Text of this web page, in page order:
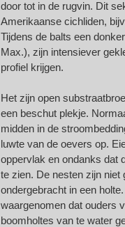
door tot in de rugvin. Dit
Amerikaanse cichliden,
Tijdens de balts een
Max.), zijn intensiever
profiel krijgen.
Het zijn open
een beschut plekje.
midden in de
luwte van de oevers op.
oppervlak en ondanks dat
te zien. De nesten zijn niet
ondergebracht in een
waargenomen dat ouders
boomholtes van te water